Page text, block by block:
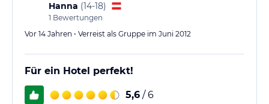
Kleinigkeiten wie defekten Duschköpfe und
Schimmelflecken sind störend.
Hanna (14-18)
1 Bewertungen
Vor 14 Jahren • Verreist als Gruppe im Juni 2012
Für ein Hotel perfekt!
5,6 / 6